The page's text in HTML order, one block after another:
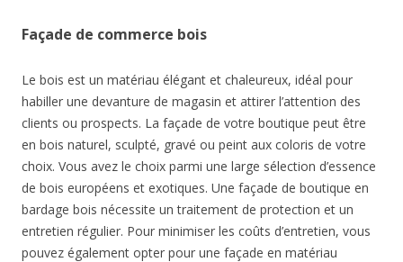
Façade de commerce bois
Le bois est un matériau élégant et chaleureux, idéal pour
habiller une devanture de magasin et attirer l’attention des
clients ou prospects. La façade de votre boutique peut être
en bois naturel, sculpté, gravé ou peint aux coloris de votre
choix. Vous avez le choix parmi une large sélection d’essence
de bois européens et exotiques. Une façade de boutique en
bardage bois nécessite un traitement de protection et un
entretien régulier. Pour minimiser les coûts d’entretien, vous
pouvez également opter pour une façade en matériau